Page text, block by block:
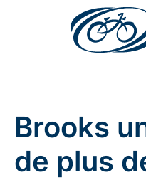
Brooks
de plus